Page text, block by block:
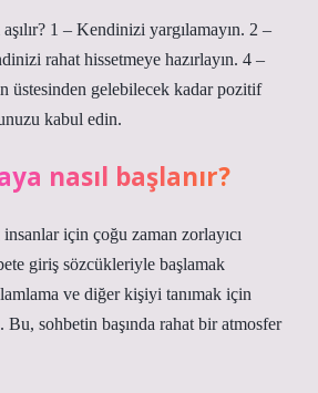
1 – Kendinizi yargılamayın. 2 –
rahat hissetmeye hazırlayın. 4 –
üstesinden gelebilecek kadar pozitif
kabul edin.
nasıl başlanır?
için çoğu zaman zorlayıcı
giriş sözcükleriyle başlamak
ve diğer kişiyi tanımak için
sohbetin başında rahat bir atmosfer